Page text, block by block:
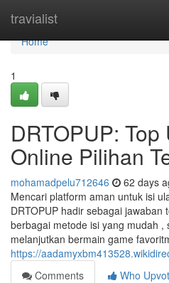
travialist
Home
Home
1
DRTOPUP:
Online Pilihan
mohamadpelu712646 62 days
Mencari platform aman untuk isi
DRTOPUP hadir sebagai jawaban
berbagai metode isi yang mudah ,
melanjutkan bermain game
https://
Comments
Who